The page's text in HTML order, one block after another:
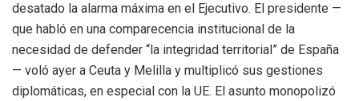
desatado la alarma máxima en el Ejecutivo. El presidente —
que habló en una comparecencia institucional de la
necesidad de defender “la integridad territorial” de España
— voló ayer a Ceuta y Melilla y multiplicó sus gestiones
diplomáticas, en especial con la UE. El asunto monopolizó